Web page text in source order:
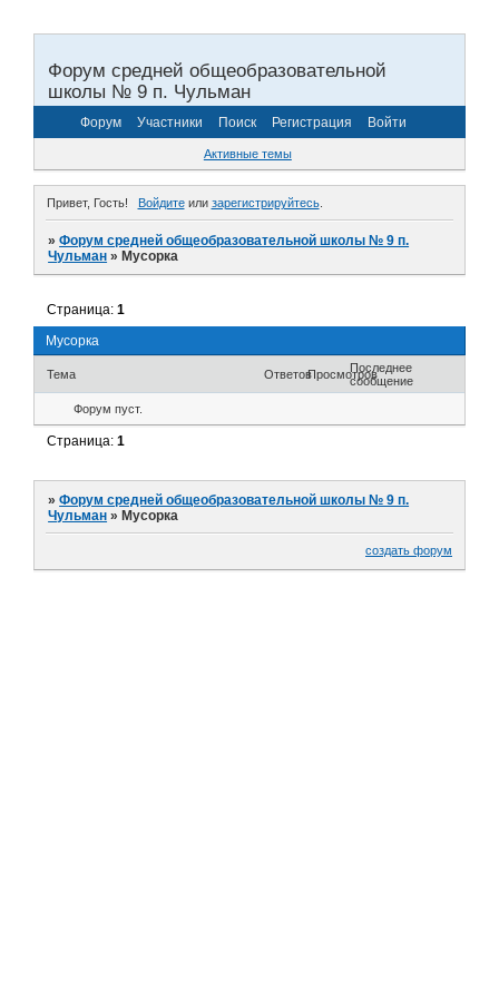
Форум средней общеобразовательной
школы № 9 п. Чульман
Форум Участники Поиск Регистрация Войти
Активные темы
Привет, Гость! Войдитеили зарегистрируйтесь.
»Форум средней общеобразовательной школы № 9 п.
Чульман »Мусорка
Мусорка
Страница:1
Тема ОтветовПросмотровПоследнее
сообщение
Форум пуст.
Страница:1
»Форум средней общеобразовательной школы № 9 п.
Чульман »Мусорка
создать форум